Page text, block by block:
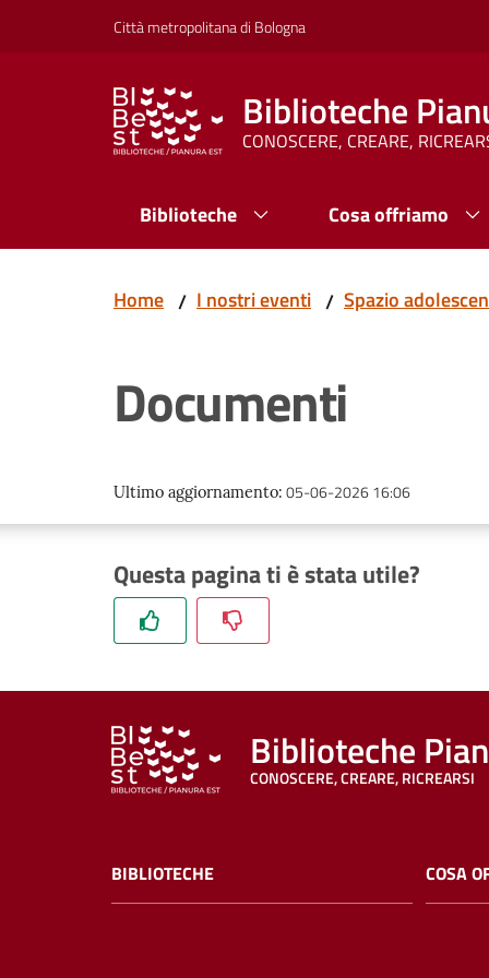
Vai al contenuto
Vai alla navigazioneCittà metropolitana di Bologna
Biblioteche
CONOSCERE, CREARE,
Biblioteche Cosa offriamo
Home / I nostri eventi / Spazio
Documenti
Ultimo aggiornamento: 05-06-2026 16:06
Questa pagina ti è stata utile?
Biblioteche
CONOSCERE, CREARE, RICREARSI
BIBLIOTECHE COSA